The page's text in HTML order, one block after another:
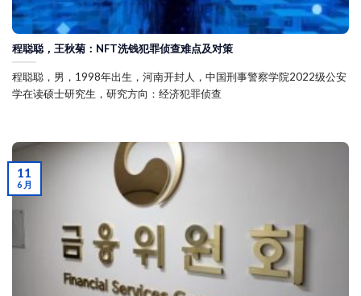
程聪聪，王秋菊：NFT洗钱犯罪侦查难点及对策
程聪聪，男，1998年出生，河南开封人，中国刑事警察学院2022级公安
学在读硕士研究生，研究方向：经济犯罪侦查
11
6 月